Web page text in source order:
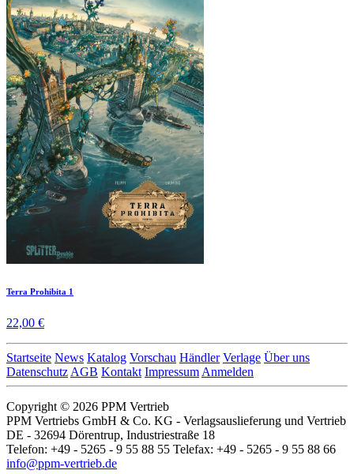
Terra Prohibita 1
22,00 €
Startseite News Katalog Vorschau Händler Verlage Über uns
Datenschutz AGB Kontakt Impressum Anmelden
Copyright © 2026 PPM Vertrieb
PPM Vertriebs GmbH & Co. KG - Verlagsauslieferung und Vertrieb
DE - 32694 Dörentrup, Industriestraße 18
Telefon: +49 - 5265 - 9 55 88 55 Telefax: +49 - 5265 - 9 55 88 66
info@ppm-vertrieb.de